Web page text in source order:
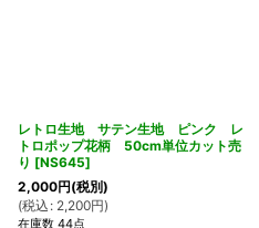
レトロ生地 サテン生地 ピンク レ
トロポップ花柄 50cm単位カット売
り [NS645]
2,000円(税別)
(税込 : 2,200円)
在庫数 44点